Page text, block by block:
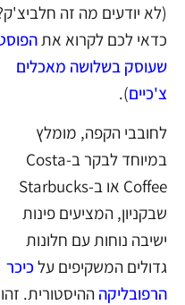
(לא יודעים מה זה
כדאי לכם לקרוא את
שעוסק בשלושה מאכלים
צ'כיים).
לחובבי הקפה, מומלץ
במיוחד לבקר ב-Costa
Coffee או ב-Starbucks
שבקניון, המציעים פינות
ישיבה נוחות עם חלונות
גדולים המשקיפים על כיכר
הרפובליקה ההיסטורית. זהו